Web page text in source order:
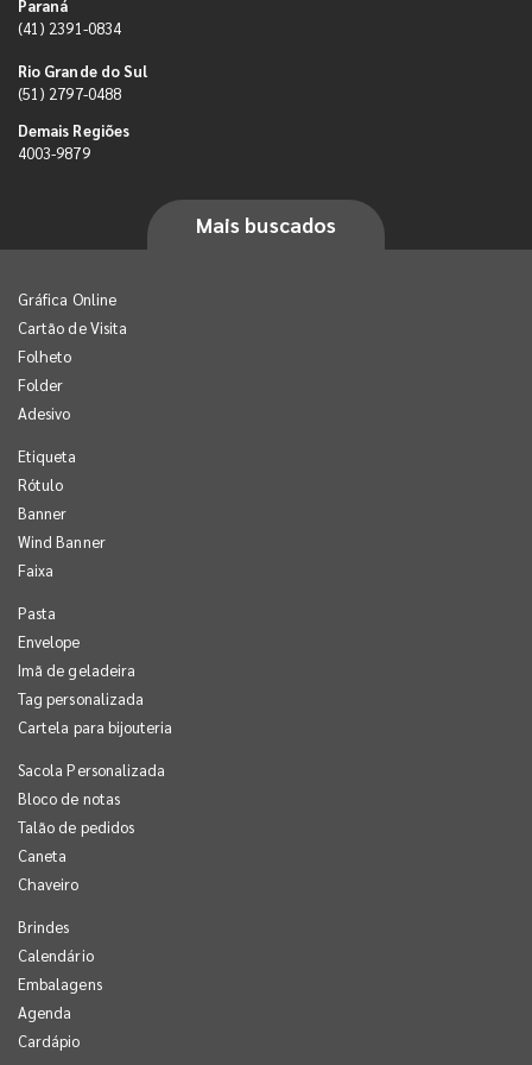
Paraná
(41) 2391-0834
Rio Grande do Sul
(51) 2797-0488
Demais Regiões
4003-9879
Mais buscados
Gráfica Online
Cartão de Visita
Folheto
Folder
Adesivo
Etiqueta
Rótulo
Banner
Wind Banner
Faixa
Pasta
Envelope
Imã de geladeira
Tag personalizada
Cartela para bijouteria
Sacola Personalizada
Bloco de notas
Talão de pedidos
Caneta
Chaveiro
Brindes
Calendário
Embalagens
Agenda
Cardápio